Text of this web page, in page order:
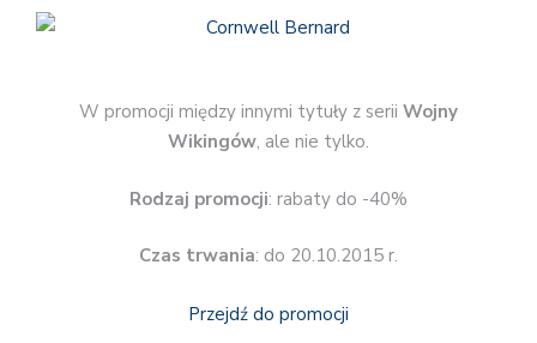
W promocji między innymi tytuły z serii Wojny
Wikingów, ale nie tylko.
Rodzaj promocji: rabaty do -40%
Czas trwania: do 20.10.2015 r.
Przejdź do promocji